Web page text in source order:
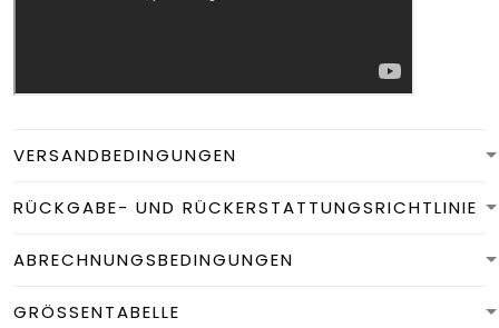
VERSANDBEDINGUNGEN
RÜCKGABE- UND RÜCKERSTATTUNGSRICHTLINIE
ABRECHNUNGSBEDINGUNGEN
GRÖSSENTABELLE